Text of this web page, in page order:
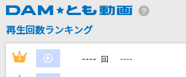
ハローキティ
再生回数ランキング
1 ---- 回 ----